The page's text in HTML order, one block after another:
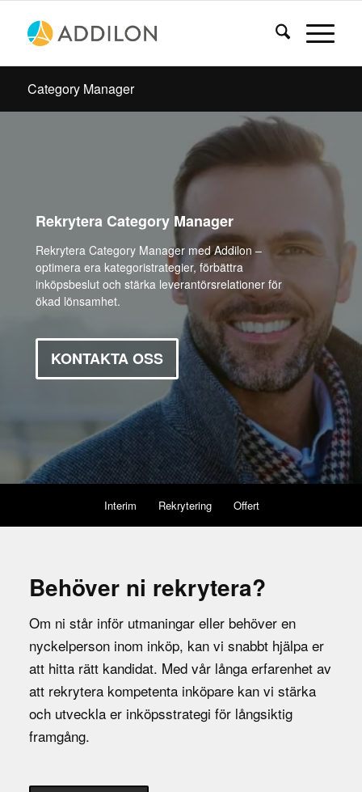
Category Manager
Rekrytera Category Manager
Rekrytera Category Manager med Addilon –
optimera era kategoristrategier, förbättra
inköpsbeslut och stärka leverantörsrelationer för
ökad lönsamhet.
KONTAKTA OSS
Interim Rekrytering Offert
Behöver ni rekrytera?
Om ni står inför utmaningar eller behöver en
nyckelperson inom inköp, kan vi snabbt hjälpa er
att hitta rätt kandidat. Med vår långa erfarenhet av
att rekrytera kompetenta inköpare kan vi stärka
och utveckla er inköpsstrategi för långsiktig
framgång.